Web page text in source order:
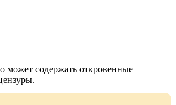
содержать откровенные